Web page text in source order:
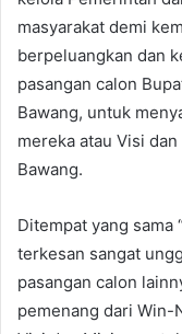
masyarakat demi
berpeluangkan dan
pasangan calon
Bawang, untuk
mereka atau Visi
Bawang.
Ditempat yang sama
terkesan sangat
pasangan calon
pemenang dari Win-